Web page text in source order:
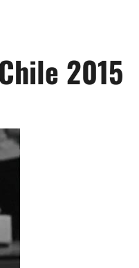
2015